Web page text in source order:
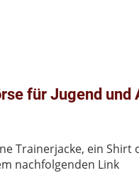
für Jugend und
Trainerjacke, ein
nachfolgenden Link